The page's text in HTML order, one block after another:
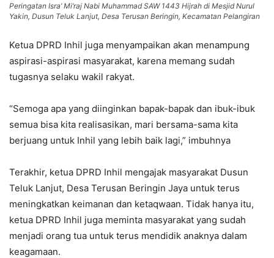
Peringatan Isra’ Mi’raj Nabi Muhammad SAW 1443 Hijrah di Mesjid Nurul
Yakin, Dusun Teluk Lanjut, Desa Terusan Beringin, Kecamatan Pelangiran
Ketua DPRD Inhil juga menyampaikan akan menampung
aspirasi-aspirasi masyarakat, karena memang sudah
tugasnya selaku wakil rakyat.
“Semoga apa yang diinginkan bapak-bapak dan ibuk-ibuk
semua bisa kita realisasikan, mari bersama-sama kita
berjuang untuk Inhil yang lebih baik lagi,” imbuhnya
Terakhir, ketua DPRD Inhil mengajak masyarakat Dusun
Teluk Lanjut, Desa Terusan Beringin Jaya untuk terus
meningkatkan keimanan dan ketaqwaan. Tidak hanya itu,
ketua DPRD Inhil juga meminta masyarakat yang sudah
menjadi orang tua untuk terus mendidik anaknya dalam
keagamaan.